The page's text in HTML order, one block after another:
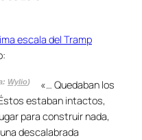
escala del Tramp
Wylio) «… Quedaban los
estaban intactos,
para construir nada,
descalabrada